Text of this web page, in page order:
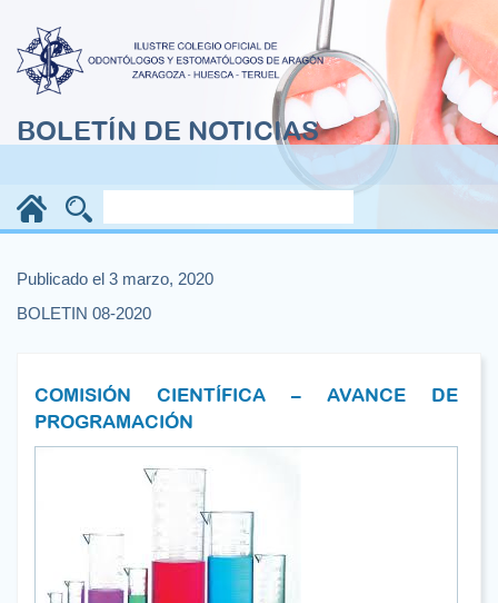
BOLETÍN DE NOTICIAS
Publicado el 3 marzo, 2020
BOLETIN 08-2020
COMISIÓN CIENTÍFICA – AVANCE DE
PROGRAMACIÓN